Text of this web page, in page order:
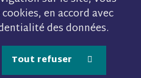
en accord avec
des données.
Tout refuser
u
b
e
(
n
actualité, nos
nos actions.